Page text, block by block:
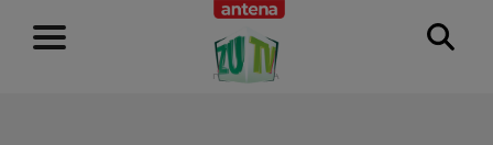
RECLAMĂ